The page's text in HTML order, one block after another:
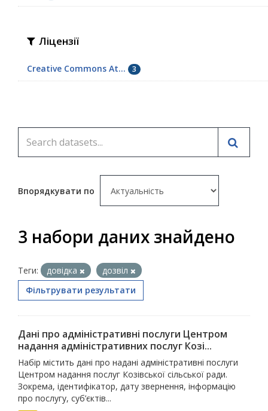
Ліцензії
Creative Commons At... 3
Впорядкувати по
3 набори даних знайдено
Теги: довідка
дозвіл
Фільтрувати результати
Дані про адміністративні послуги Центром
надання адміністративних послуг Козі...
Набір містить дані про надані адміністративні послуги
Центром надання послуг Козівської сільської ради.
Зокрема, ідентифікатор, дату звернення, інформацію
про послугу, суб’єктів...